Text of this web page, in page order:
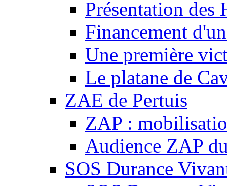
Présentation des
Financement
Une première
Le platane de
ZAE de Pertuis
ZAP :
Audience ZAP
SOS Durance